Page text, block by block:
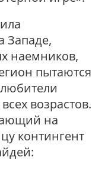
Западе,
наемников,
пытаются
возрастов.
на
контингент